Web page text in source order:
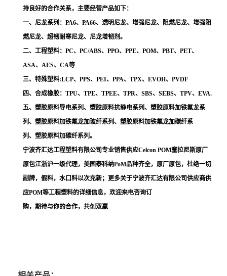
持良好的合作关系，主要经营产品如下：
一、尼龙系列：PA6、PA66、透明尼龙、增强尼龙、阻燃尼龙、增强阻
燃尼龙、超韧耐寒尼龙、尼龙增韧剂。
二、工程塑料：PC、PC/ABS、PPO、PPE、POM、PBT、PET、
ASA、AES、CA等
三、特殊塑料:LCP、PPS、PEI、PPA、TPX、EVOH、PVDF
四、合成橡胶：TPU、TPE、TPEE、TPR、SBS、SEBS、TPV、EVA.
五、塑胶原料导电系列、塑胶原料抗静电系列、塑胶原料加铁氟龙系
列、塑胶原料加铁氟龙加玻纤系列、塑胶原料加铁氟龙加碳纤系
列、塑胶原料加碳纤系列。
宁波齐汇达工程塑料有限公司专业销售供应Celcon POM塞拉尼斯原厂
原包江浙沪一级代理，美国泰科纳PoM品种齐全，原厂原包，杜绝一切
副牌，假料，水口料以次充新；更多关于宁波齐汇达有限公司供应商供
应POM等工程塑料的详细信息，欢迎来电咨询订
购，期待与你的合作，共创双赢